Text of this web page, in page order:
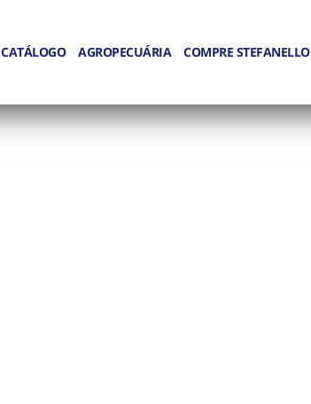
CATÁLOGO AGROPECUÁRIA COMPRE STEFANELLO